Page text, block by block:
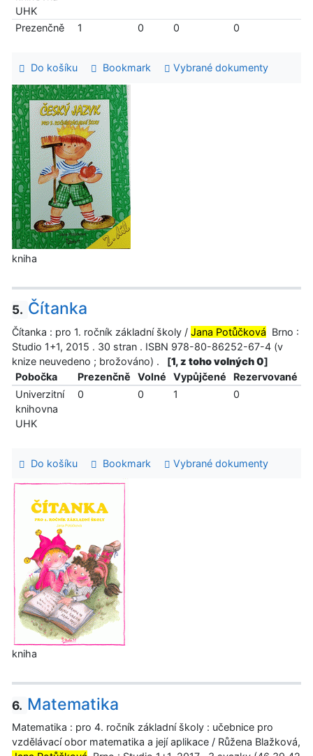
UHK
Prezenčně 1 0 0 0
Do košíku Bookmark Vybrané dokumenty
kniha
5. Čítanka
Čítanka : pro 1. ročník základní školy / Jana Potůčková Brno :
Studio 1+1, 2015 . 30 stran . ISBN 978-80-86252-67-4 (v
knize neuvedeno ; brožováno) .
[1, z toho volných 0]
Pobočka
Prezenčně Volné Vypůjčené
Rezervované
Univerzitní
knihovna
UHK
0 0 1 0
Do košíku Bookmark Vybrané dokumenty
kniha
6. Matematika
Matematika : pro 4. ročník základní školy : učebnice pro
vzdělávací obor matematika a její aplikace / Růžena Blažková,